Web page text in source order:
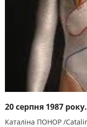
20 серпня 1987
Каталіна ПОНОР /